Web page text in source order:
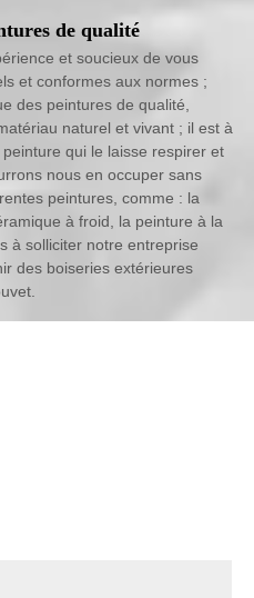
de qualité
et soucieux de vous
et conformes aux normes ;
des peintures de qualité,
naturel et vivant ; il est à
qui le laisse respirer et
nous en occuper sans
peintures, comme : la
à froid, la peinture à la
à solliciter notre entreprise
des boiseries extérieures